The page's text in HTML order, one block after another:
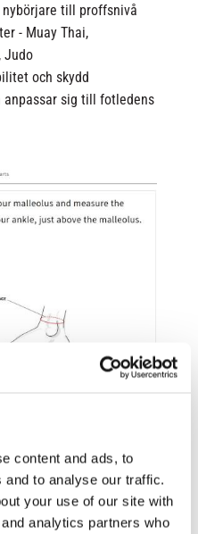
content and ads, to
to analyse our traffic.
your use of our site with
analytics partners who
till proffsnivå
- Muay Thai,
Judo
och skydd
anpassar sig till fotledens